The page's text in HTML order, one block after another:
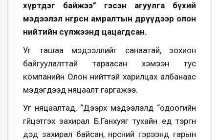
хүртдэг байжээ” гэсэн агуулга бүхий
мэдээлэл өнгөрсөн амралтын өдрүүдээр олон
нийтийн сүлжээнд цацагдсан.
Уг ташаа мэдээллийг санаатай, зохион
байгуулалттай тараасан хэмээн тус
компанийн Олон нийттэй харилцах албанаас
мэдэгдээд няцаалт гаргажээ.
Уг няцаалтад, “Дээрх мэдээлэлд “одоогийн
гүйцэтгэх захирал Б.Ганхуяг тухайн үед тэргүүн
дэд захирал байсан, нүүрсний гэрээнд гарын